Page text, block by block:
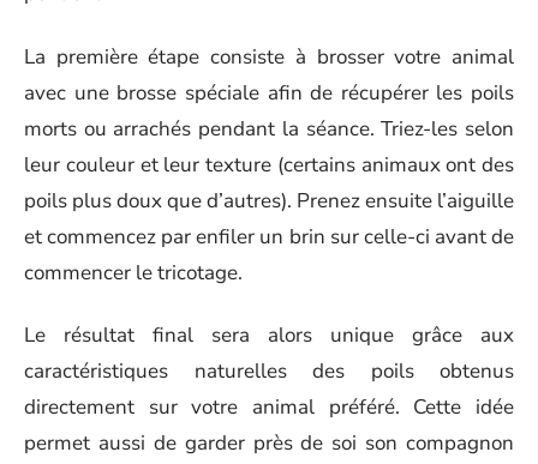
La première étape consiste à brosser votre animal
avec une brosse spéciale afin de récupérer les poils
morts ou arrachés pendant la séance. Triez-les selon
leur couleur et leur texture (certains animaux ont des
poils plus doux que d’autres). Prenez ensuite l’aiguille
et commencez par enfiler un brin sur celle-ci avant de
commencer le tricotage.
Le résultat final sera alors unique grâce aux
caractéristiques naturelles des poils obtenus
directement sur votre animal préféré. Cette idée
permet aussi de garder près de soi son compagnon